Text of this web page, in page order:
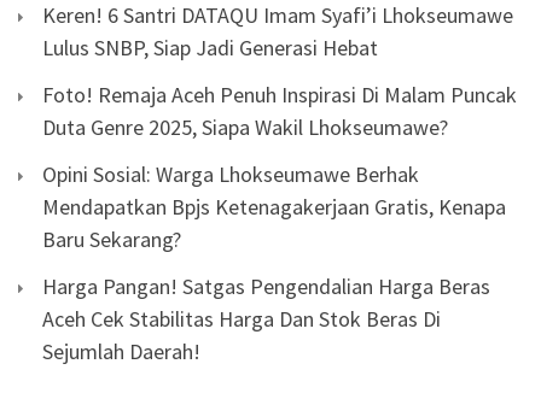
Keren! 6 Santri DATAQU Imam Syafi’i Lhokseumawe
Lulus SNBP, Siap Jadi Generasi Hebat
Foto! Remaja Aceh Penuh Inspirasi Di Malam Puncak
Duta Genre 2025, Siapa Wakil Lhokseumawe?
Opini Sosial: Warga Lhokseumawe Berhak
Mendapatkan Bpjs Ketenagakerjaan Gratis, Kenapa
Baru Sekarang?
Harga Pangan! Satgas Pengendalian Harga Beras
Aceh Cek Stabilitas Harga Dan Stok Beras Di
Sejumlah Daerah!